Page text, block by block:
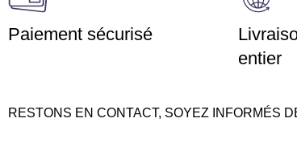
Paiement sécurisé
entier
RESTONS EN CONTACT, SOYEZ INFORMÉS